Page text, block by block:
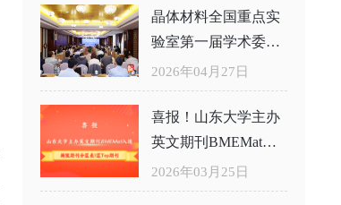
晶体材料全国重点实
验室第一届学术委员
会二次会议举行
2026年04月27日
喜报！山东大学主办
英文期刊BMEMat入
选新锐期刊分区表1
区Top期刊
2026年03月25日